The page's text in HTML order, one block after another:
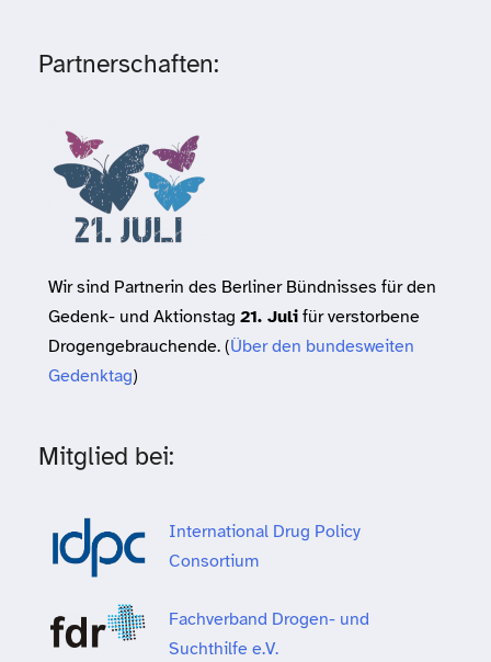
Partnerschaften:
Wir sind Partnerin des Berliner Bündnisses für den
Gedenk- und Aktionstag 21. Julifür verstorbene
Drogengebrauchende. (Über den bundesweiten
Gedenktag)
Mitglied bei:
International Drug Policy
Consortium
Fachverband Drogen- und
Suchthilfe e.V.